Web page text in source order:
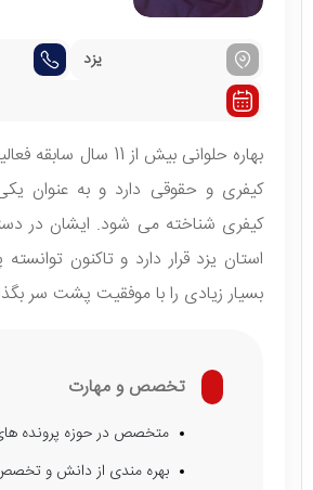
یزد
بهاره حلوانی بیش از 11
کیفری و حقوقی دارد و به عنوان
کیفری شناخته می شود. ایشان در
استان یزد قرار دارد و تاکنون
بسیار زیادی را با موفقیت پشت سر
تخصص و مهارت
متخصص در حوزه پرونده
بهره مندی از دانش و